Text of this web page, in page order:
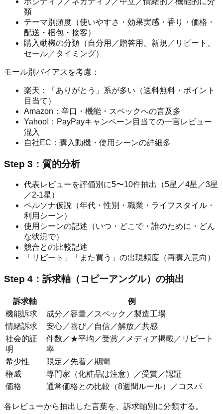
類
テーマ別頻度（使いやすさ・効果実感・香り・価格・
配送・梱包・接客）
購入動機の分類（自分用／贈答用、新規／リピート、
セール／タイミング）
モール別バイアスを考慮：
楽天：「ありがとう」系が多い（送料無料・ポイント
目当て）
Amazon：辛口・機能・スペックへの言及多
Yahoo!：PayPayキャンペーン目当ての一言レビュー
混入
自社EC：購入動機・使用シーンの詳細多
Step 3：質的分析
代表レビューを評価別に5〜10件抽出（5星／4星／3星
／2-1星）
ペルソナ仮説（年代・性別・職業・ライフスタイル・
利用シーン）
使用シーンの記述（いつ・どこで・誰のために・どん
な状況で）
競合との比較記述
「リピート」「また買う」の出現頻度（再購入意向）
Step 4：訴求軸（コピーアングル）の抽出
訴求軸
例
機能訴求
成分／容量／スペック／製造工場
情緒訴求
安心／喜び／自信／解放／共感
社会的証
明
件数／★平均／受賞／メディア掲載／リピート
率
希少性
限定／先着／期間
権威
専門家（化粧品は注意）／受賞／認証
価格
通常価格との比較（8週間ルール）／コスパ
各レビューから抽出した言葉を、訴求軸別に分類する。